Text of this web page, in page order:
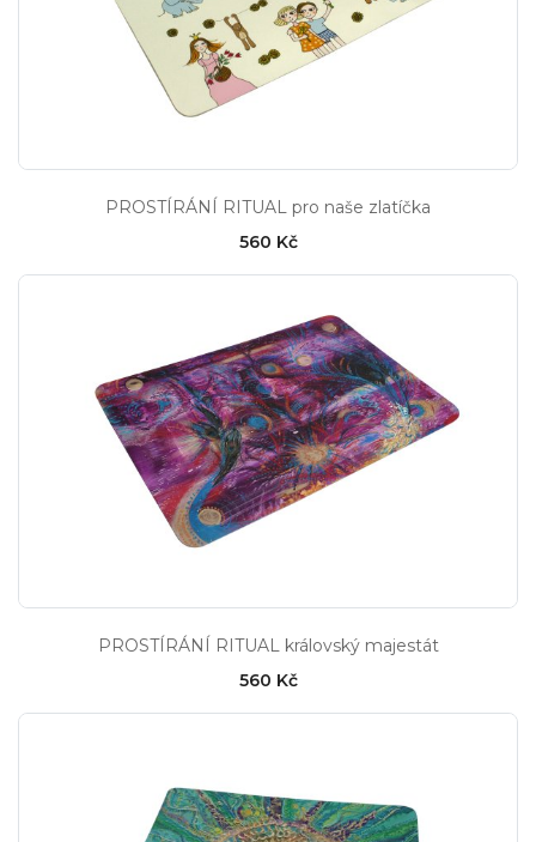
PROSTÍRÁNÍ RITUAL pro naše zlatíčka
560 Kč
PROSTÍRÁNÍ RITUAL královský majestát
560 Kč